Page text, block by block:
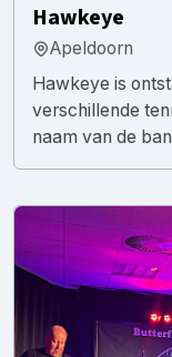
Hawkeye
Apeldoorn
Hawkeye is
verschillende
naam van de